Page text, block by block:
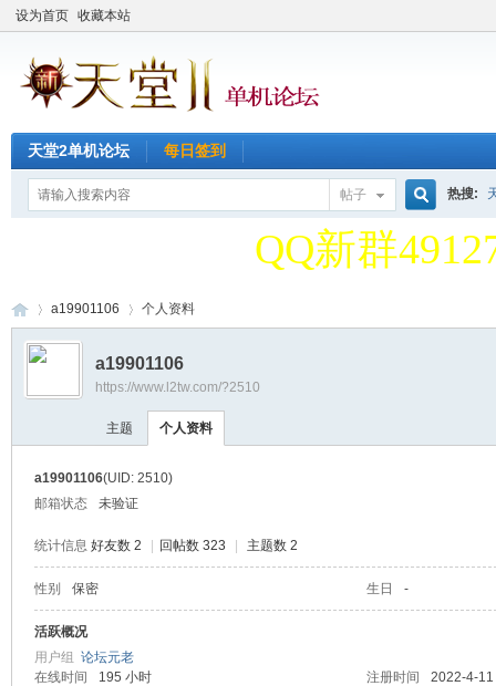
设为首页 收藏本站
天堂2单机论坛 每日签到
帖子 热搜:
天堂2单机
QQ新群
天堂2单机
QQ新群
›
a19901106 个人资料
a19901106
https://www.l2tw.com/?2510
主题 个人资料
a19901106(UID: 2510)
邮箱状态
未验证
统计信息 好友数 2 回帖数 323 主题数 2
性别 保密 生日 -
活跃概况
用户组 论坛元老
在线时间
195 小时 注册时间
2022-4-